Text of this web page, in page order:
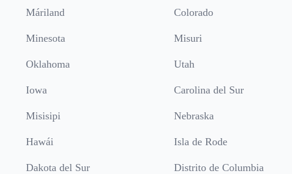
Máriland Colorado
Minesota Misuri
Oklahoma Utah
Iowa Carolina del Sur
Misisipi Nebraska
Hawái Isla de Rode
Dakota del Sur Distrito de Columbia